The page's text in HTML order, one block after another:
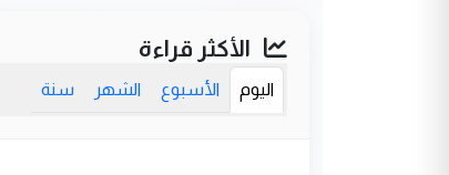
الأكثر قراءة
اليوم الأسبوع الشهر سنة